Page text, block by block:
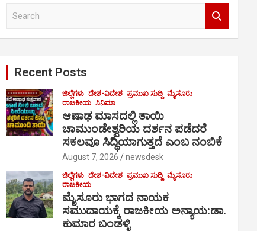
Recent Posts
ಜಿಲ್ಲೆಗಳು ದೇಶ-ವಿದೇಶ ಪ್ರಮುಖ ಸುದ್ದಿ ಮೈಸೂರು
ರಾಜಕೀಯ ಸಿನಿಮಾ
ಆಷಾಢ ಮಾಸದಲ್ಲಿ ತಾಯಿ
ಚಾಮುಂಡೇಶ್ವರಿಯ ದರ್ಶನ ಪಡೆದರೆ
ಸಕಲವೂ ಸಿದ್ಧಿಯಾಗುತ್ತದೆ ಎಂಬ ನಂಬಿಕೆ
August 7, 2026 newsdesk
ಜಿಲ್ಲೆಗಳು ದೇಶ-ವಿದೇಶ ಪ್ರಮುಖ ಸುದ್ದಿ ಮೈಸೂರು
ರಾಜಕೀಯ
ಮೈಸೂರು ಭಾಗದ ನಾಯಕ
ಸಮುದಾಯಕ್ಕೆ ರಾಜಕೀಯ ಅನ್ಯಾಯ:ಡಾ.
ಕುಮಾರ ಬಂಡಳ್ಳಿ